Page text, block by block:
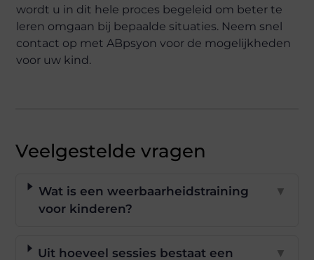
wordt u in dit hele proces begeleid om beter te
leren omgaan bij bepaalde situaties. Neem snel
contact op met ABpsyon voor de mogelijkheden
voor uw kind.
Veelgestelde vragen
Wat is een weerbaarheidstraining
voor kinderen?
▼
Uit hoeveel sessies bestaat een
▼